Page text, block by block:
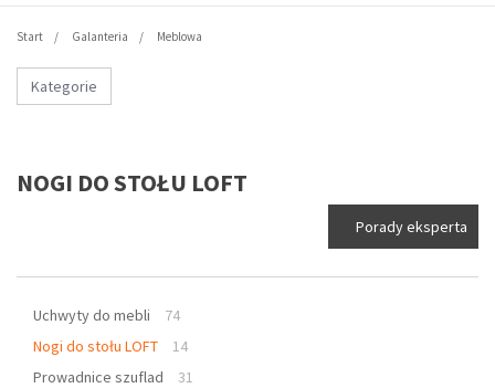
Start Galanteria Meblowa
Kategorie
NOGI DO STOŁU LOFT
Porady eksperta
Uchwyty do mebli
74
Nogi do stołu LOFT
14
Prowadnice szuflad
31